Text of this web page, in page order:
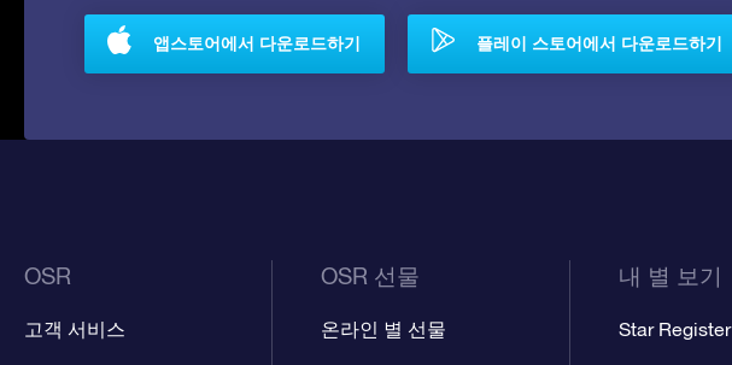
앱스토어에서 다운로드하기 플레이 스토어에서 다운로드하기
OSR
고객 서비스
OSR 선물
온라인 별 선물
내 별 보기
Star Register